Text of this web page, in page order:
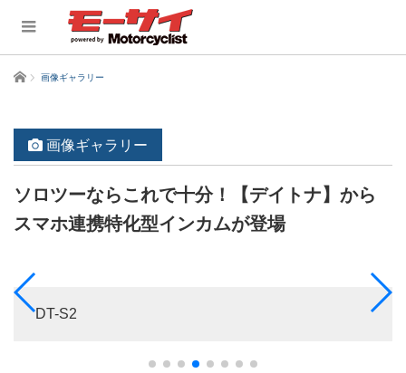
ホーム 画像ギャラリー
画像ギャラリー
ソロツーならこれで十分！【デイトナ】から
スマホ連携特化型インカムが登場
DT-S2